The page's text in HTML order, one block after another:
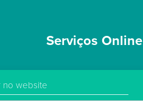
Serviços Online